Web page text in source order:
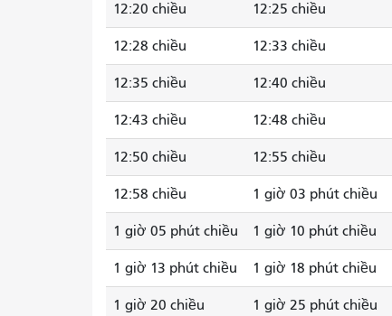
12:20 chiều 12:25 chiều
12:28 chiều 12:33 chiều
12:35 chiều 12:40 chiều
12:43 chiều 12:48 chiều
12:50 chiều 12:55 chiều
12:58 chiều 1 giờ 03 phút chiều
1 giờ 05 phút chiều 1 giờ 10 phút chiều
1 giờ 13 phút chiều 1 giờ 18 phút chiều
1 giờ 20 chiều 1 giờ 25 phút chiều